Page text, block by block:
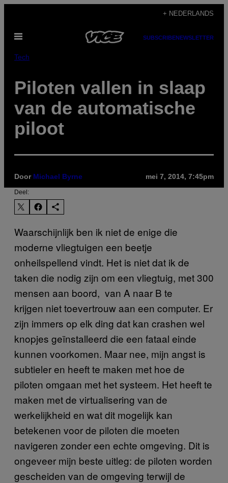
de
inhoud
+ NEDERLANDS
Open
SUBSCRIBENEWSLETTER
Tech
Piloten vallen in slaap
van de automatische
piloot
Door Michael Byrne mei 7, 2014, 7:45pm
Deel:
Waarschijnlijk ben ik niet de enige die
moderne vliegtuigen een beetje
onheilspellend vindt. Het is niet dat ik de
taken die nodig zijn om een vliegtuig, met 300
mensen aan boord, van A naar B te
krijgen niet toevertrouw aan een computer. Er
zijn immers op elk ding dat kan crashen wel
knopjes geïnstalleerd die een fataal einde
kunnen voorkomen. Maar nee, mijn angst is
subtieler en heeft te maken met hoe de
piloten omgaan met het systeem. Het heeft te
maken met de virtualisering van de
werkelijkheid en wat dit mogelijk kan
betekenen voor de piloten die moeten
navigeren zonder een echte omgeving. Dit is
ongeveer mijn beste uitleg: de piloten worden
gescheiden van de omgeving terwijl de